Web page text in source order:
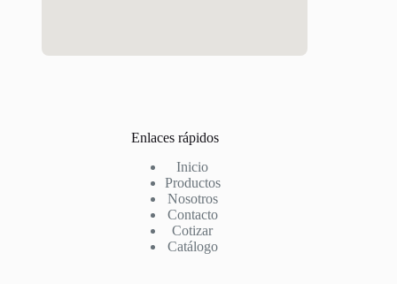
Enlaces rápidos
Inicio
Productos
Nosotros
Contacto
Cotizar
Catálogo